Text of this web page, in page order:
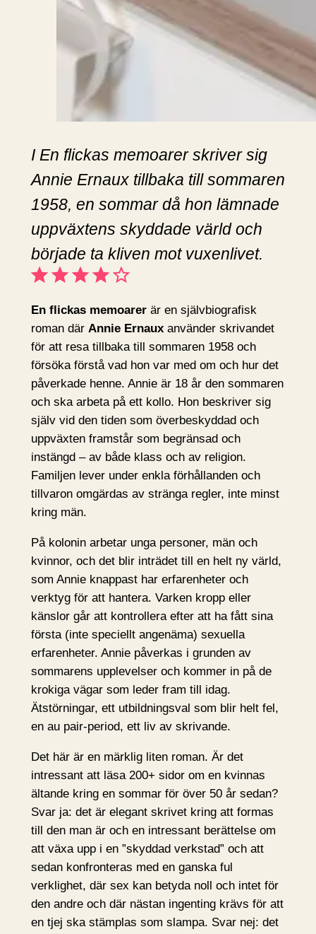
I En flickas memoarer skriver sig
Annie Ernaux tillbaka till sommaren
1958, en sommar då hon lämnade
uppväxtens skyddade värld och
började ta kliven mot vuxenlivet.
En flickas memoarerär en självbiografisk
roman där Annie Ernauxanvänder skrivandet
för att resa tillbaka till sommaren 1958 och
försöka förstå vad hon var med om och hur det
påverkade henne. Annie är 18 år den sommaren
och ska arbeta på ett kollo. Hon beskriver sig
själv vid den tiden som överbeskyddad och
uppväxten framstår som begränsad och
instängd – av både klass och av religion.
Familjen lever under enkla förhållanden och
tillvaron omgärdas av stränga regler, inte minst
kring män.
På kolonin arbetar unga personer, män och
kvinnor, och det blir inträdet till en helt ny värld,
som Annie knappast har erfarenheter och
verktyg för att hantera. Varken kropp eller
känslor går att kontrollera efter att ha fått sina
första (inte speciellt angenäma) sexuella
erfarenheter. Annie påverkas i grunden av
sommarens upplevelser och kommer in på de
krokiga vägar som leder fram till idag.
Ätstörningar, ett utbildningsval som blir helt fel,
en au pair-period, ett liv av skrivande.
Det här är en märklig liten roman. Är det
intressant att läsa 200+ sidor om en kvinnas
ältande kring en sommar för över 50 år sedan?
Svar ja: det är elegant skrivet kring att formas
till den man är och en intressant berättelse om
att växa upp i en ”skyddad verkstad” och att
sedan konfronteras med en ganska ful
verklighet, där sex kan betyda noll och intet för
den andre och där nästan ingenting krävs för att
en tjej ska stämplas som slampa. Svar nej: det